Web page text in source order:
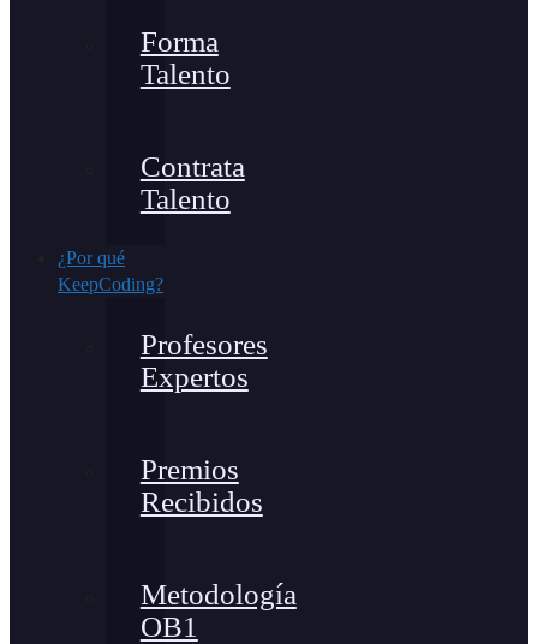
Forma
Talento
Contrata
Talento
¿Por qué
KeepCoding?
Profesores
Expertos
Premios
Recibidos
Metodología
OB1